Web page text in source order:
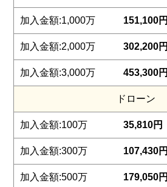
151,100円
302,200円
453,300円
ドローン
35,810円
107,430円
179,050円